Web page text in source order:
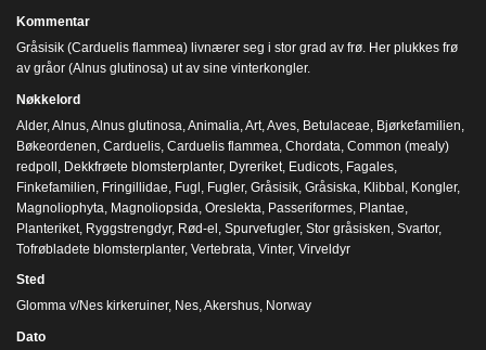
Kommentar
Gråsisik (Carduelis flammea) livnærer seg i stor grad av frø. Her plukkes frø
av gråor (Alnus glutinosa) ut av sine vinterkongler.
Nøkkelord
Alder, Alnus Alnus glutinosa Animalia Art Aves Betulaceae Bjørkefamilien
Bøkeordenen Carduelis Carduelis flammea Chordata Common (mealy)
redpoll Dekkfrøete blomsterplanter, Dyreriket Eudicots Fagales
Finkefamilien Fringillidae Fugl Fugler, Gråsisik Gråsiska Klibbal Kongler,
Magnoliophyta Magnoliopsida Oreslekta Passeriformes Plantae
Planteriket Ryggstrengdyr, Rød-el Spurvefugler, Stor gråsisken Svartor,
Tofrøbladete blomsterplanter, Vertebrata Vinter, Virveldyr
Sted
Glomma v/Nes kirkeruiner, Nes, Akershus, Norway
Dato